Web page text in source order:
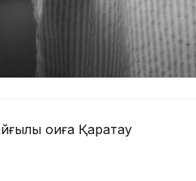
оқиға Қаратау